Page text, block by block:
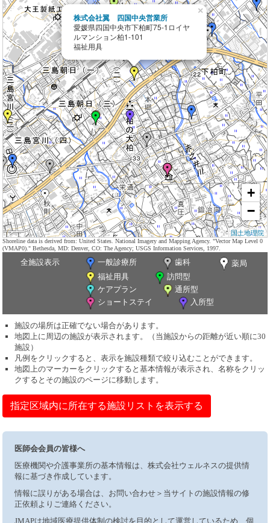
株式会社翼 四国中央営業所
愛媛県四国中央市下柏町75-1ロイヤ
ルマンション柏1-101
福祉用具
×
+
−
国土地理院
Shoreline data is derived from: United States. National Imagery and Mapping Agency. "Vector Map Level 0
(VMAP0)." Bethesda, MD: Denver, CO: The Agency; USGS Information Services, 1997.
全施設表示 一般診療所 歯科
薬局
福祉用具
訪問型
ケアプラン
通所型
ショートステイ
入所型
施設の場所は正確でない場合があります。
地図上に周辺の施設が表示されます。（当施設からの距離が近い順に30
施設）
凡例をクリックすると、表示を施設種類で絞り込むことができます。
地図上のマーカーをクリックすると基本情報が表示され、名称をクリッ
クするとその施設のページに移動します。
指定区域内に所在する施設リストを表示する
医師会会員の皆様へ
医療機関や介護事業所の基本情報は、株式会社ウェルネスの提供情
報に基づき作成しています。
情報に誤りがある場合は、お問い合わせ＞当サイトの施設情報の修
正依頼よりご連絡ください。
JMAPは地域医療提供体制の検討を目的として運営しているため、個